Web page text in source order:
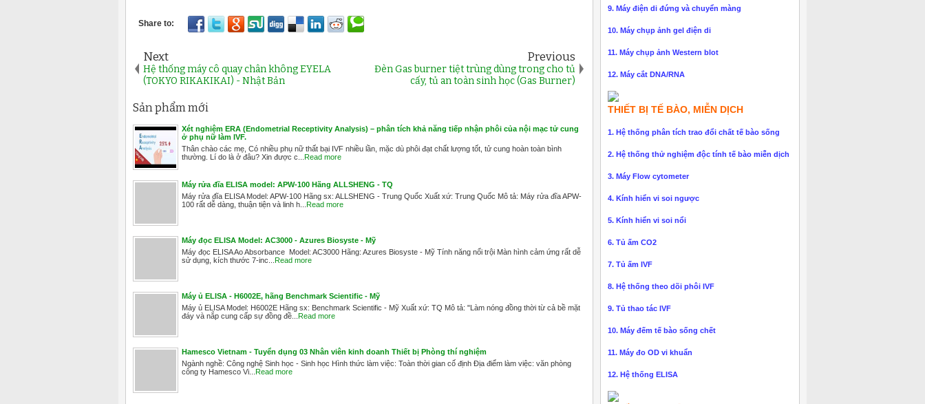
Next
Hệ thống máy cô quay chân không EYELA
(TOKYO RIKAKIKAI) - Nhật Bản
Previous
Đèn Gas burner tiệt trùng dùng trong cho tủ
cấy, tủ an toàn sinh học (Gas Burner)
Sản phẩm mới
Xét nghiệm ERA (Endometrial Receptivity Analysis) – phân tích khả năng tiếp nhận phôi của nội mạc tử cung
ở phụ nữ làm IVF.
Thân chào các mẹ, Có nhiều phụ nữ thất bại IVF nhiều lần, mặc dù phôi đạt chất lượng tốt, tử cung hoàn toàn bình
thường. Lí do là ở đâu? Xin được c... Read more
Máy rửa đĩa ELISA model: APW-100 Hãng ALLSHENG - TQ
Máy rửa đĩa ELISA Model: APW-100 Hãng sx: ALLSHENG - Trung Quốc Xuất xứ: Trung Quốc Mô tả: Máy rửa đĩa APW-
100 rất dễ dàng, thuận tiện và linh h... Read more
Máy đọc ELISA Model: AC3000 - Azures Biosyste - Mỹ
Máy đọc ELISA Ao Absorbance Model: AC3000 Hãng: Azures Biosyste - Mỹ Tính năng nổi trội Màn hình cảm ứng rất dễ
sử dụng, kích thước 7-inc... Read more
Máy ủ ELISA - H6002E, hãng Benchmark Scientific - Mỹ
Máy ủ ELISA Model: H6002E Hãng sx: Benchmark Scientific - Mỹ Xuất xứ: TQ Mô tả: "Làm nóng đồng thời từ cả bề mặt
đáy và nắp cung cấp sự đồng đề... Read more
Hamesco Vietnam - Tuyển dụng 03 Nhân viên kinh doanh Thiết bị Phòng thí nghiệm
Ngành nghề: Công nghệ Sinh học - Sinh học Hình thức làm việc: Toàn thời gian cố định Địa điểm làm việc: văn phòng
công ty Hamesco Vi... Read more
9. Máy điện di đứng và chuyển màng
10. Máy chụp ảnh gel điện di
11. Máy chụp ảnh Western blot
12. Máy cắt DNA/RNA
THIẾT BỊ TẾ BÀO, MIỄN DỊCH
1. Hệ thống phân tích trao đổi chất tế bào sống
2. Hệ thống thử nghiệm độc tính tế bào miễn dịch
3. Máy Flow cytometer
4. Kính hiển vi soi ngược
5. Kính hiển vi soi nổi
6. Tủ ấm CO2
7. Tủ ấm IVF
8. Hệ thống theo dõi phôi IVF
9. Tủ thao tác IVF
10. Máy đếm tế bào sống chết
11. Máy đo OD vi khuẩn
12. Hệ thống ELISA